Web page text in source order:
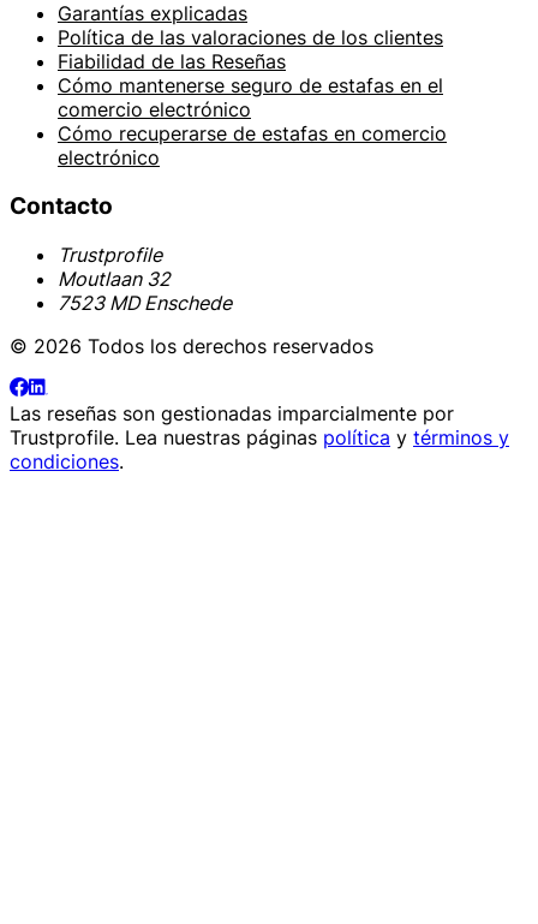
Garantías explicadas
Política de las valoraciones de los clientes
Fiabilidad de las Reseñas
Cómo mantenerse seguro de estafas en el
comercio electrónico
Cómo recuperarse de estafas en comercio
electrónico
Contacto
Trustprofile
Moutlaan 32
7523 MD Enschede
© 2026 Todos los derechos reservados
Las reseñas son gestionadas imparcialmente por
Trustprofile. Lea nuestras páginas política y términos y
condiciones.